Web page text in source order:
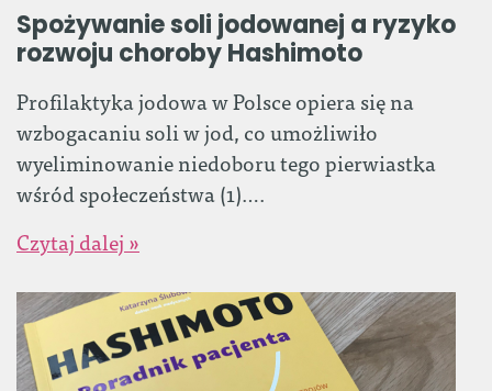
Spożywanie soli jodowanej a ryzyko
rozwoju choroby Hashimoto
Profilaktyka jodowa w Polsce opiera się na
wzbogacaniu soli w jod, co umożliwiło
wyeliminowanie niedoboru tego pierwiastka
wśród społeczeństwa (1)….
Czytaj dalej »